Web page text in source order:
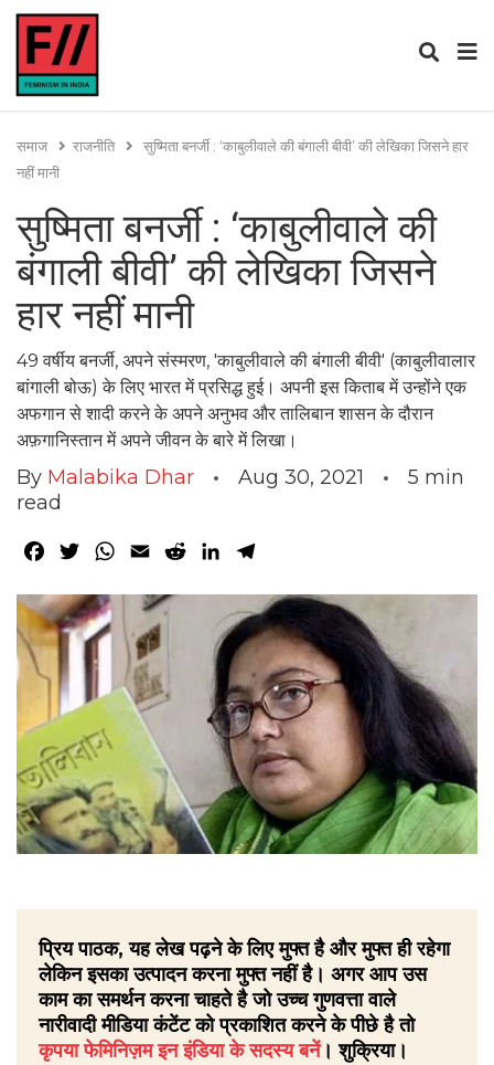
समाज राजनीति
सुष्मिता बनर्जी : ‘काबुलीवाले की बंगाली बीवी’ की लेखिका जिसने हार
नहीं मानी
सुष्मिता बनर्जी : ‘काबुलीवाले की
बंगाली बीवी’ की लेखिका जिसने
हार नहीं मानी
49 वर्षीय बनर्जी, अपने संस्मरण, 'काबुलीवाले की बंगाली बीवी' (काबुलीवालार
बांगाली बोऊ) के लिए भारत में प्रसिद्ध हुई। अपनी इस किताब में उन्होंने एक
अफगान से शादी करने के अपने अनुभव और तालिबान शासन के दौरान
अफ़गानिस्तान में अपने जीवन के बारे में लिखा।
By Malabika Dhar Aug 30, 2021 5 min
read
Facebook
TwitterWhatsApp
Email RedditLinkedIn
प्रिय पाठक, यह लेख पढ़ने के लिए मुफ्त है और मुफ्त ही रहेगा
लेकिन इसका उत्पादन करना मुफ्त नहीं है। अगर आप उस
काम का समर्थन करना चाहते है जो उच्च गुणवत्ता वाले
नारीवादी मीडिया कंटेंट को प्रकाशित करने के पीछे है तो
कृपया फेमिनिज़म इन इंडिया के सदस्य बनें। शुक्रिया।